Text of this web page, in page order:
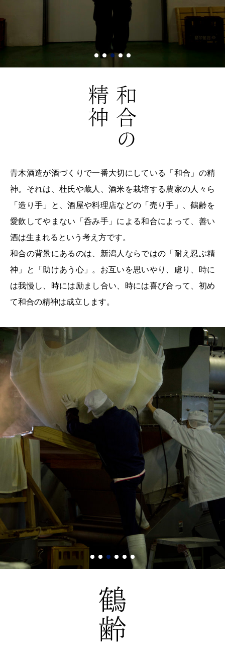
青木酒造が酒づくりで一番大切にしている「和合」の精
神。それは、杜氏や蔵人、酒米を栽培する農家の人々ら
「造り手」と、酒屋や料理店などの「売り手」、鶴齢を
愛飲してやまない「呑み手」による和合によって、善い
酒は生まれるという考え方です。
和合の背景にあるのは、新潟人ならではの「耐え忍ぶ精
神」と「助けあう心」。お互いを思いやり、慮り、時に
は我慢し、時には励まし合い、時には喜び合って、初め
て和合の精神は成立します。